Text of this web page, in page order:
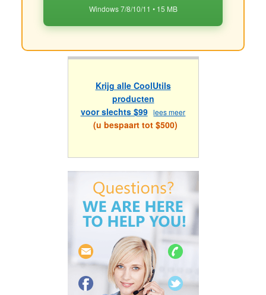
Windows 7/8/10/11 • 15 MB
Krijg alle CoolUtils
producten
voor slechts $99 lees meer
(u bespaart tot $500)